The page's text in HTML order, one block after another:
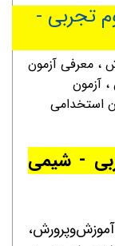
تجربی -
، معرفی آزمون
، آزمون
استخدامی
- شیمی